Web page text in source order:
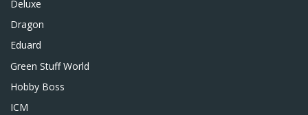
Deluxe
Dragon
Eduard
Green Stuff World
Hobby Boss
ICM